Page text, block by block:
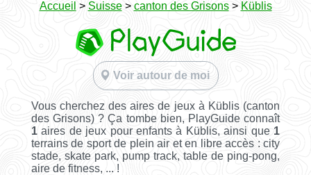
Accueil > Suisse> canton des Grisons> Küblis
Voir autour de moi
Vous cherchez des aires de jeux à Küblis (canton
des Grisons) ? Ça tombe bien, PlayGuide connaît
1aires de jeux pour enfants à Küblis, ainsi que 1
terrains de sport de plein air et en libre accès : city
stade, skate park, pump track, table de ping-pong,
aire de fitness, ... !